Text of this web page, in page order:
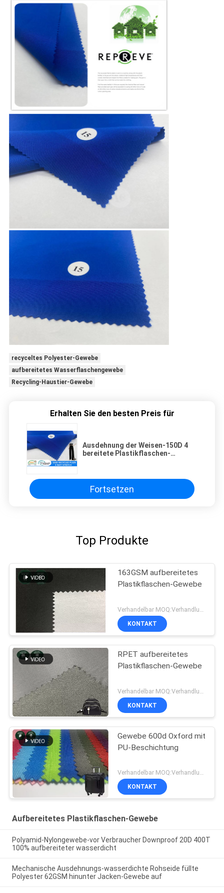
recyceltes Polyester-Gewebe
aufbereitetes Wasserflaschengewebe
Recycling-Haustier-Gewebe
Erhalten Sie den besten Preis für
Ausdehnung der Weisen-150D 4
bereitete Plastikflaschen-
Fortsetzen
Top Produkte
163GSM aufbereitetes
Plastikflaschen-Gewebe
KONTAKT
RPET aufbereitetes
Plastikflaschen-Gewebe
KONTAKT
Gewebe 600d Oxford mit
PU-Beschichtung
Verhandelbar MOQ:Verhandlung
KONTAKT
Aufbereitetes Plastikflaschen-Gewebe
Polyamid-Nylongewebe-vor Verbraucher Downproof 20D 400T
100% aufbereiteter wasserdicht
Mechanische Ausdehnungs-wasserdichte Rohseide füllte
Polyester 62GSM hinunter Jacken-Gewebe auf